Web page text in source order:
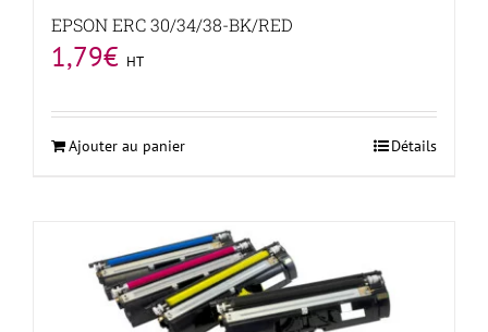
EPSON ERC 30/34/38-BK/RED
1,79€ HT
Ajouter au panier Détails